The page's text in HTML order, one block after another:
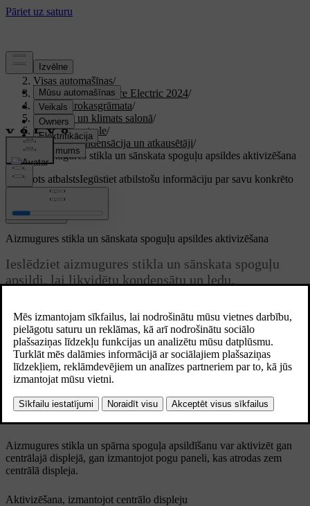
Atbalsts
Visas automašīnas/
XC40 Recharge Pure Electric 2024/
Lietotāja rokasgrāmata/
Komforts un klimats salonā/
Klimata kontrole/
Ledus, kondensācija un atkausētāji/
Aizmugures stikla un sānskata spoguļu apsildes aktivizēšana
Pielāgots atbalstsIegūstiet atbilstošu informāciju par savu konkrēto
automašīnu.
Pierakstīties
Aizmugures stikla un sānskata spoguļu apsildes aktivizēšana
Ieslēdziet aizmugures stikla un sānskata spoguļu
apsildi, lai likvidētu kondensātu un ledu.
Aizmugures stikla atkausēšanas poga, kas atrodas pogu
Aizmugures stikla un spārna spoguļa apsildīšanu var aktivizēt gan
centrālajā displejā, gan izmantojot pogu paneli, kas atrodas zem
centrālā displeja.
Aktivizēšana, izmantojot centrālo displeju